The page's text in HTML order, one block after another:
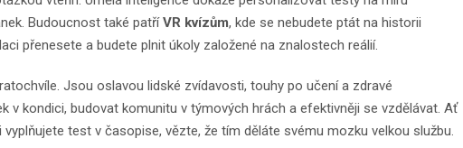
Budoucnost také patříVR kvízům, kde se nebudete ptát na historii
přenesete a budete plnit úkoly založené na znalostech reálií.
Jsou oslavou lidské zvídavosti, touhy po učení a zdravé
v kondici, budovat komunitu v týmových hrách a efektivněji se vzdělávat. Ať
test v časopise, vězte, že tím děláte svému mozku velkou službu.